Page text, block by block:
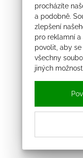
procházíte
a podobně.
zlepšení
pro reklamní
povolit, aby
všechny
jiných